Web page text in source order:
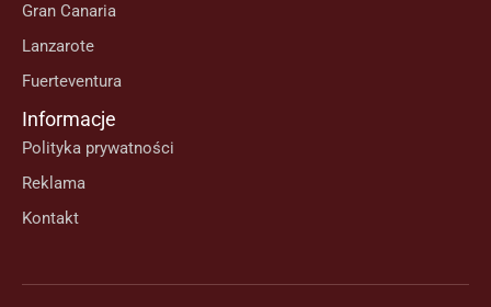
Gran Canaria
Lanzarote
Fuerteventura
Informacje
Polityka prywatności
Reklama
Kontakt